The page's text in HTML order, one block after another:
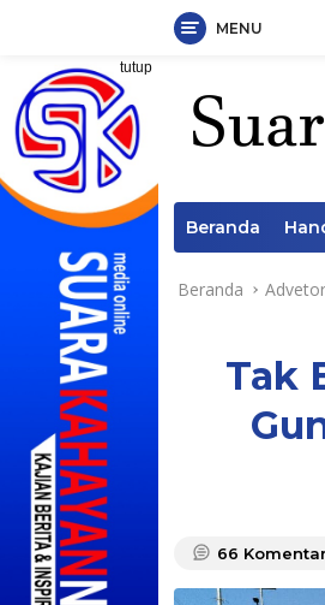
Langsung
konten
MENU
tutup
Beranda
Beranda
Tak
66 Komentar